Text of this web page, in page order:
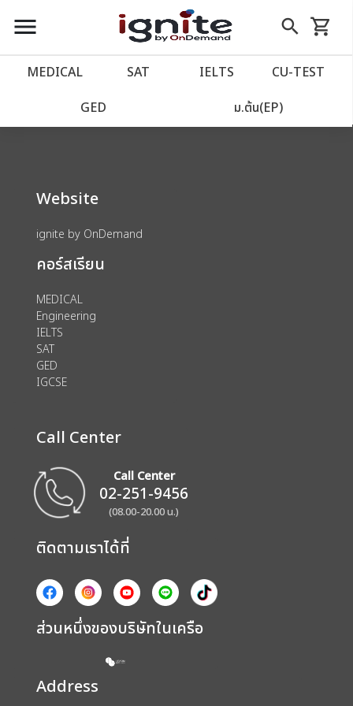
close
account_balance หน้าแรก
เว็บไซต์อิกไนท์
import_contacts วางแผนการเรียน
account_circle เข้าสู่ระบบ
assignment ลงทะเบียน
menu search
Skip
to
shopping_cart
รถเข็น
MEDICAL SAT IELTS CU‑TEST
GED ม.ต้น(EP)
We could not find anything for 80000177
Website
ignite by OnDemand
คอร์สเรียน
MEDICAL
Engineering
IELTS
SAT
GED
IGCSE
Call Center
Call Center
02-251-9456
(08.00-20.00 น.)
ติดตามเราได้ที่
ส่วนหนึ่งของบริษัทในเครือ
Address